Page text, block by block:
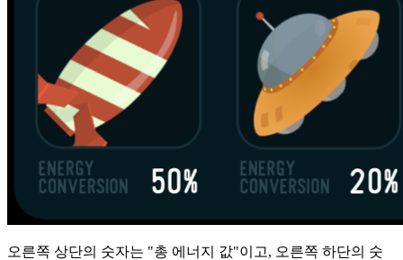
오른쪽 상단의 숫자는 "총 에너지 값"이고, 오른쪽 하단의 숫